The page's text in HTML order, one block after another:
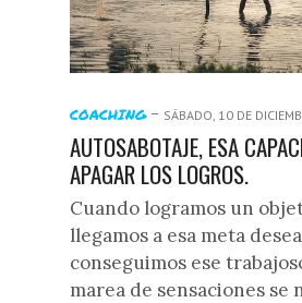
COACHING - SÁBADO, 10 DE
AUTOSABOTAJE, ESA
APAGAR LOS LOGROS.
Cuando logramos un
llegamos a esa meta
conseguimos ese
marea de sensaciones se